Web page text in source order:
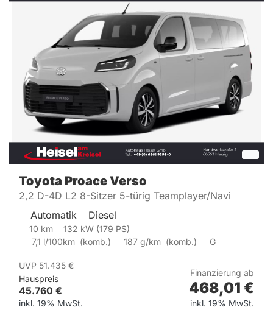
Toyota Proace Verso
2,2 D-4D L2 8-Sitzer 5-türig Teamplayer/Navi
Automatik
Diesel
10 km 132 kW (179 PS)
7,1 l/100km (komb.) 187 g/km (komb.) G
UVP 51.435 €
Hauspreis
45.760 €
inkl. 19% MwSt.
Finanzierung ab
468,01 €
inkl. 19% MwSt.